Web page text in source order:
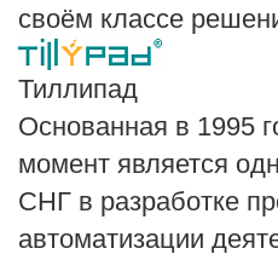
своём классе
Тиллипад
Основанная в 1995
момент является
СНГ в разработке
автоматизации